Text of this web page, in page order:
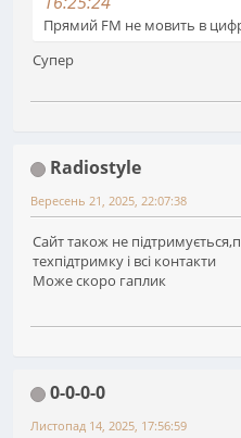
Прямий FM не мовить в
Супер
Radiostyle
Вересень 21, 2025, 22:07:38
Сайт також не
техпідтримку і всі контакти
Може скоро гаплик
0-0-0-0
Листопад 14, 2025, 17:56:59